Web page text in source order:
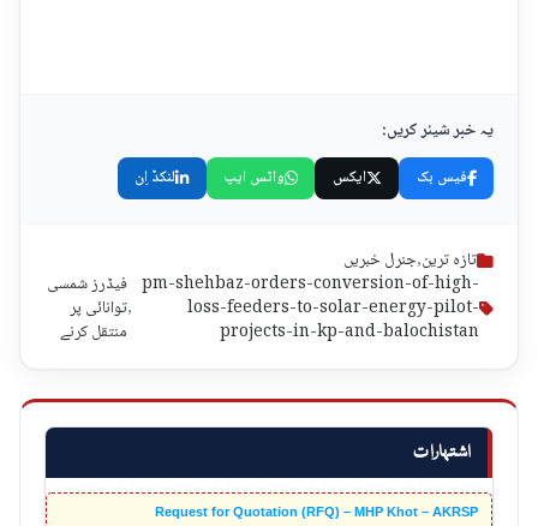
اشتہارات
Request for Quotation (RFQ) – MHP Khot – AKRSP
یہ خبر شیئر کریں:
فیس بک ایکس واٹس ایپ لنکڈ اِن
تازہ ترین,جنرل خبریں
pm-shehbaz-orders-conversion-of-high-
loss-feeders-to-solar-energy-pilot-
projects-in-kp-and-balochistan
,
فیڈرز شمسی
توانائی پر
منتقل کرنے